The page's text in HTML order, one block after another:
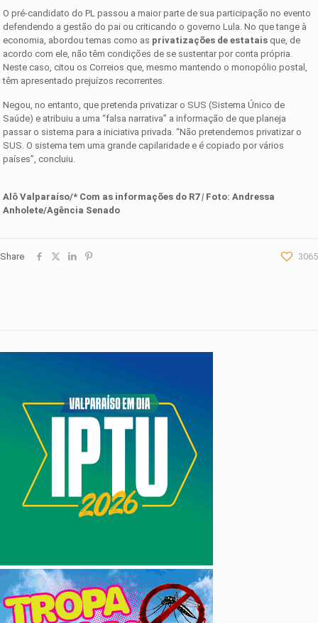
O pré-candidato do PL passou a maior parte de sua participação no evento
defendendo a gestão do pai ou criticando o governo Lula. No que tange à
economia, abordou temas como as privatizações de estatais que, de
acordo com ele, não têm condições de se sustentar por conta própria.
Neste caso, citou os Correios que, mesmo mantendo o monopólio postal,
têm apresentado prejuízos recorrentes.
Negou, no entanto, que pretenda privatizar o SUS (Sistema Único de
Saúde) e atribuiu a uma “falsa narrativa” a informação de que planeja
passar o sistema para a iniciativa privada. “Não pretendemos privatizar o
SUS. O sistema tem uma grande capilaridade e é copiado por vários
países”, concluiu.
Alô Valparaíso/* Com as informações do R7 | Foto:Andressa
Anholete/Agência Senado
Share 3065